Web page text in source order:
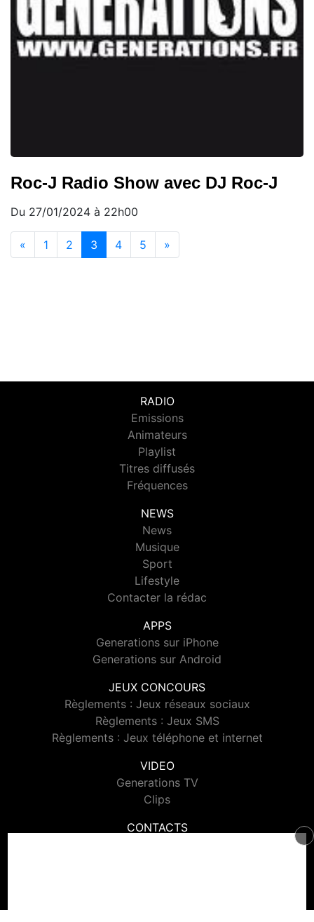
Roc-J Radio Show avec DJ Roc-J
Du 27/01/2024 à 22h00
« 1 2 3 (current)
4 5 »
RADIO
Emissions
Animateurs
Playlist
Titres diffusés
Fréquences
NEWS
News
Musique
Sport
Lifestyle
Contacter la rédac
APPS
Generations sur iPhone
Generations sur Android
JEUX CONCOURS
Règlements : Jeux réseaux sociaux
Règlements : Jeux SMS
Règlements : Jeux téléphone et internet
VIDEO
Generations TV
Clips
CONTACTS